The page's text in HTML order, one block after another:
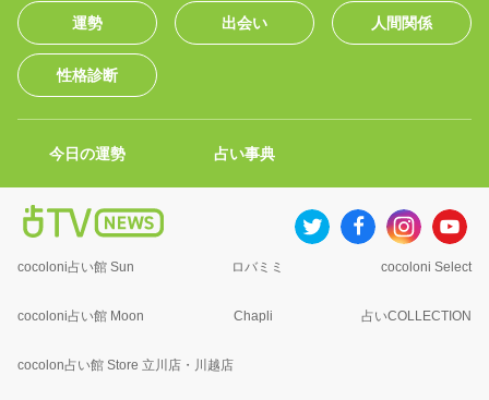
運勢 出会い 人間関係
性格診断
今日の運勢 占い事典
cocoloni占い館 Sun ロバミミ cocoloni Select
cocoloni占い館 Moon Chapli 占いCOLLECTION
cocolon占い館 Store 立川店・川越店